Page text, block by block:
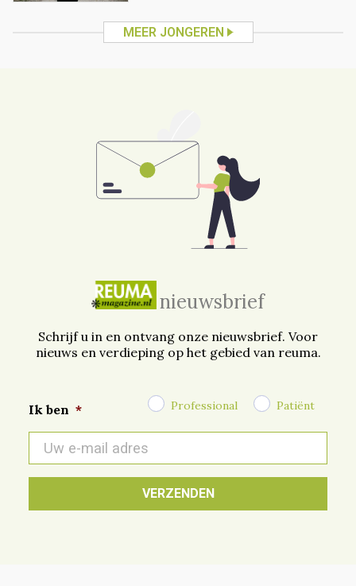
MEER JONGEREN
nieuwsbrief
Schrijf u in en ontvang onze nieuwsbrief. Voor
nieuws en verdieping op het gebied van reuma.
Ik ben * Professional Patiënt
mail
*